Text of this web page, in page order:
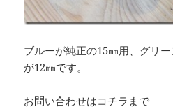
ブルーが純正の15㎜用、グリ
が12㎜です。
お問い合わせはコチラまで